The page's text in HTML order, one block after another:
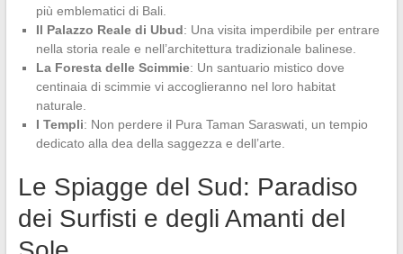
più emblematici di Bali.
Il Palazzo Reale di Ubud: Una visita imperdibile per entrare
nella storia reale e nell’architettura tradizionale balinese.
La Foresta delle Scimmie: Un santuario mistico dove
centinaia di scimmie vi accoglieranno nel loro habitat
naturale.
I Templi: Non perdere il Pura Taman Saraswati, un tempio
dedicato alla dea della saggezza e dell’arte.
Le Spiagge del Sud: Paradiso
dei Surfisti e degli Amanti del